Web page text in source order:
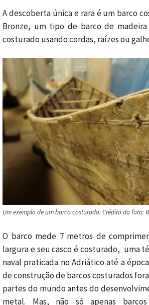
A descoberta única e rara é um barco
Bronze, um tipo de barco de
costurado usando cordas, raízes ou
Um exemplo de um barco costurado. Crédito da foto:
O barco mede 7 metros de
largura e seu casco é costurado, uma
naval praticada no Adriático até a
de construção de barcos costurados
partes do mundo antes do
metal. Mas, não só apenas